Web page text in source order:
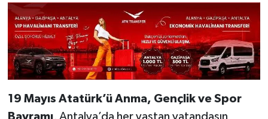
19 Mayıs Atatürk’ü Anma, Gençlik ve Spor
Bayramı, Antalya’da her yaştan vatandaşın